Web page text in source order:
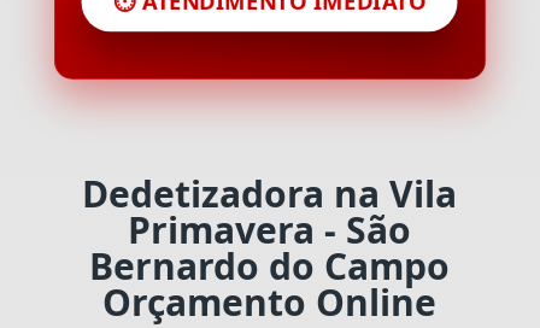
Dedetizadora na Vila
Primavera - São
Bernardo do Campo
Orçamento Online